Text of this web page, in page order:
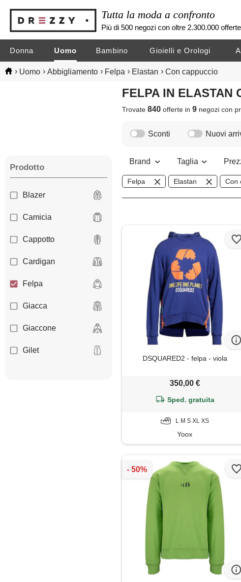
Tutta la moda a confronto
Più di 500 negozi con oltre 2.300.000 offerte
Donna Uomo Bambino Gioielli e Orologi
› Uomo › Abbigliamento › Felpa › Elastan › Con cappuccio
FELPA IN ELASTAN
Trovate840 offerte in9 negozicon
Prodotto
Blazer
Camicia
Cappotto
Cardigan
Felpa
Giacca
Giaccone
Gilet
Sconti Nuovi
Brand Taglia
Felpa Elastan Con
DSQUARED2 - felpa - viola
350,00 €
Sped. gratuita
L M S XL XS
Yoox